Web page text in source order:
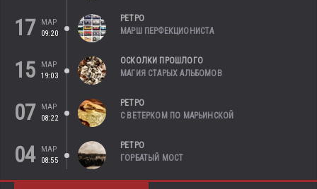
17
МАР
09:20
РЕТРО
МАРШ ПЕРФЕКЦИОНИСТА
15
МАР
19:03
ОСКОЛКИ ПРОШЛОГО
МАГИЯ СТАРЫХ АЛЬБОМОВ
07
МАР
08:22
РЕТРО
С ВЕТЕРКОМ ПО МАРЬИНСКОЙ
04
МАР
08:55
РЕТРО
ГОРБАТЫЙ МОСТ